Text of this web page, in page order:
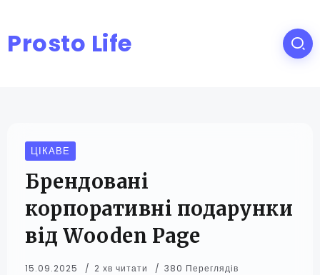
Prosto Life
ЦІКАВЕ
Брендовані
корпоративні подарунки
від Wooden Page
15.09.2025 2 хв читати 380 Переглядів